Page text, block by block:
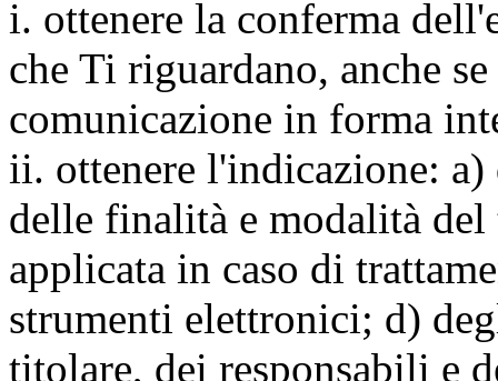
i. ottenere la conferma
che Ti riguardano, anche
comunicazione in forma
ii. ottenere l'indicazione:
delle finalità e modalità
applicata in caso di
strumenti elettronici; d)
titolare, dei responsabili e